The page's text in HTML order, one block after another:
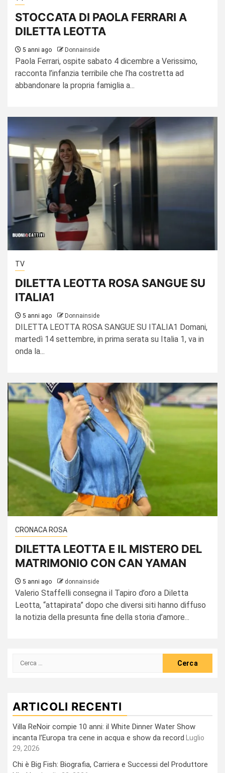
STOCCATA DI PAOLA FERRARI A
DILETTA LEOTTA
5 anni ago Donnainside
Paola Ferrari, ospite sabato 4 dicembre a Verissimo,
racconta l’infanzia terribile che l’ha costretta ad
abbandonare la propria famiglia a...
TV
DILETTA LEOTTA ROSA SANGUE SU
ITALIA1
5 anni ago Donnainside
DILETTA LEOTTA ROSA SANGUE SU ITALIA1 Domani,
martedì 14 settembre, in prima serata su Italia 1, va in
onda la...
CRONACA ROSA
DILETTA LEOTTA E IL MISTERO DEL
MATRIMONIO CON CAN YAMAN
5 anni ago donnainside
Valerio Staffelli consegna il Tapiro d’oro a Diletta
Leotta, “attapirata” dopo che diversi siti hanno diffuso
la notizia della presunta fine della storia d’amore...
Ricerca
ARTICOLI RECENTI
Villa ReNoir compie 10 anni: il White Dinner Water Show
incanta l’Europa tra cene in acqua e show da record
Luglio
29, 2026
Chi è Big Fish: Biografia, Carriera e Successi del Produttore